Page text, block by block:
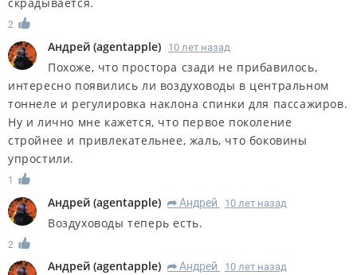
2
Андрей (agentapple) 10 лет назад
Похоже, что простора сзади не прибавилось,
интересно появились ли воздуховоды в центральном
тоннеле и регулировка наклона спинки для пассажиров.
Ну и лично мне кажется, что первое поколение
стройнее и привлекательнее, жаль, что боковины
упростили.
1
Андрей (agentapple) R Андрей 10 лет назад
Воздуховоды теперь есть.
2
Андрей (agentapple) R Андрей 10 лет назад